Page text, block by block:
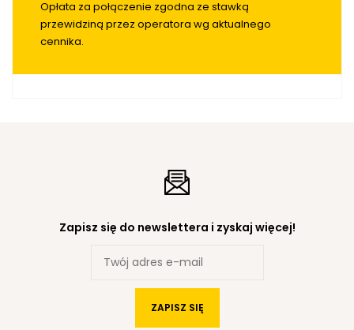
Opłata za połączenie zgodna ze stawką
przewidziną przez operatora wg aktualnego
cennika.
Zapisz się do newslettera i zyskaj więcej!
ZAPISZ SIĘ